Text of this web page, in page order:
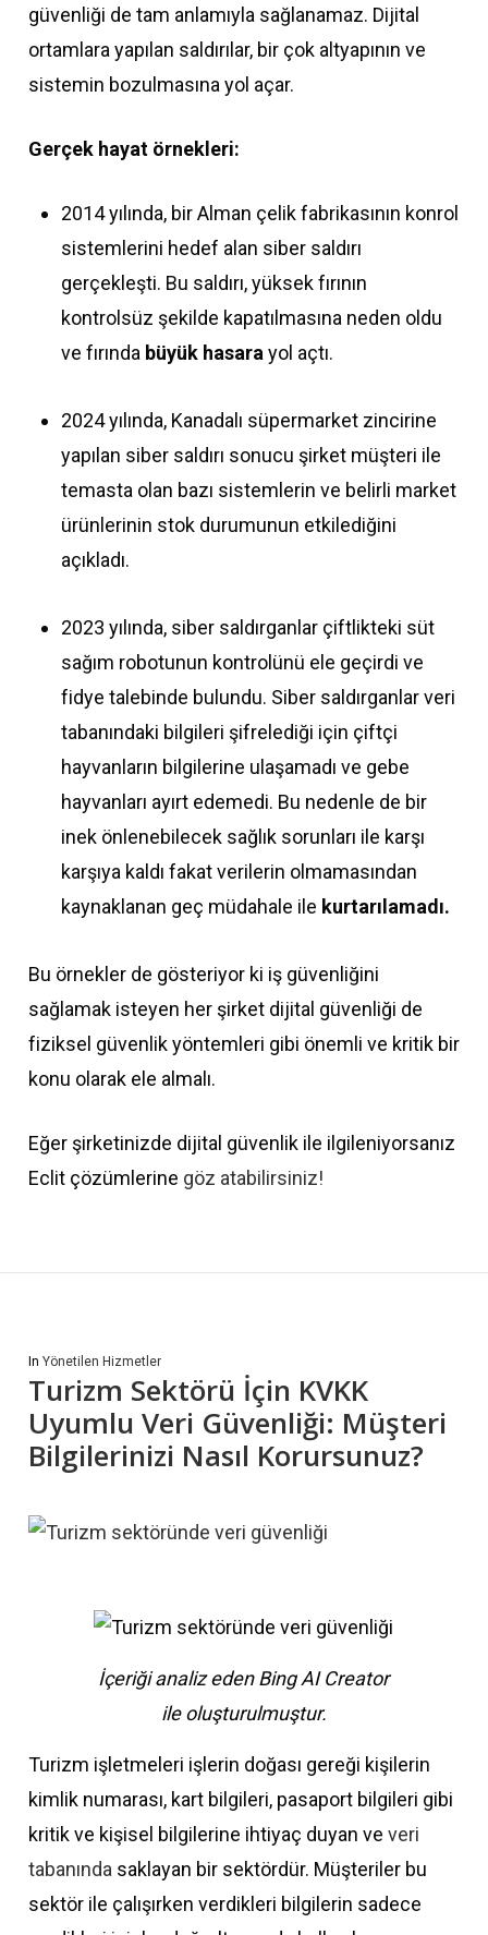
güvenliği de tam anlamıyla sağlanamaz. Dijital
ortamlara yapılan saldırılar, bir çok altyapının ve
sistemin bozulmasına yol açar.
Gerçek hayat örnekleri:
2014 yılında, bir Alman çelik fabrikasının konrol
sistemlerini hedef alan siber saldırı
gerçekleşti. Bu saldırı, yüksek fırının
kontrolsüz şekilde kapatılmasına neden oldu
ve fırında büyük hasara yol açtı.
2024 yılında, Kanadalı süpermarket zincirine
yapılan siber saldırı sonucu şirket müşteri ile
temasta olan bazı sistemlerin ve belirli market
ürünlerinin stok durumunun etkilediğini
açıkladı.
2023 yılında, siber saldırganlar çiftlikteki süt
sağım robotunun kontrolünü ele geçirdi ve
fidye talebinde bulundu. Siber saldırganlar veri
tabanındaki bilgileri şifrelediği için çiftçi
hayvanların bilgilerine ulaşamadı ve gebe
hayvanları ayırt edemedi. Bu nedenle de bir
inek önlenebilecek sağlık sorunları ile karşı
karşıya kaldı fakat verilerin olmamasından
kaynaklanan geç müdahale ile kurtarılamadı.
Bu örnekler de gösteriyor ki iş güvenliğini
sağlamak isteyen her şirket dijital güvenliği de
fiziksel güvenlik yöntemleri gibi önemli ve kritik bir
konu olarak ele almalı.
Eğer şirketinizde dijital güvenlik ile ilgileniyorsanız
Eclit çözümlerine göz atabilirsiniz!
In Yönetilen Hizmetler
Turizm Sektörü İçin KVKK
Uyumlu Veri Güvenliği: Müşteri
Bilgilerinizi Nasıl Korursunuz?
İçeriği analiz eden Bing AI Creator
ile oluşturulmuştur.
Turizm işletmeleri işlerin doğası gereği kişilerin
kimlik numarası, kart bilgileri, pasaport bilgileri gibi
kritik ve kişisel bilgilerine ihtiyaç duyan ve veri
tabanında saklayan bir sektördür. Müşteriler bu
sektör ile çalışırken verdikleri bilgilerin sadece